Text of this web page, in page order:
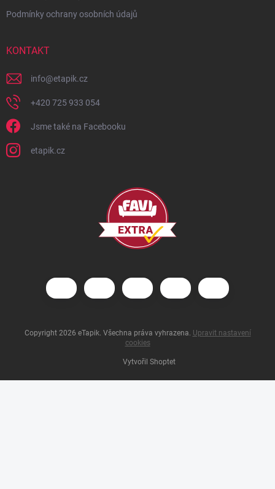
Podmínky ochrany osobních údajů
KONTAKT
info@etapik.cz
+420 725 933 054
Jsme také na Facebooku
etapik.cz
Vytvořil Shoptet
Copyright 2026 eTapik. Všechna práva vyhrazena. Upravit nastavení
cookies